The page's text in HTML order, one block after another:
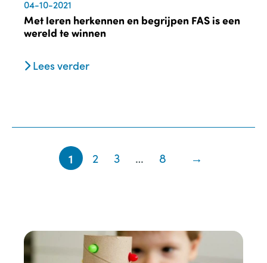
04-10-2021
Met leren herkennen en begrijpen FAS is een
wereld te winnen
Lees verder
1 2 3 … 8 →